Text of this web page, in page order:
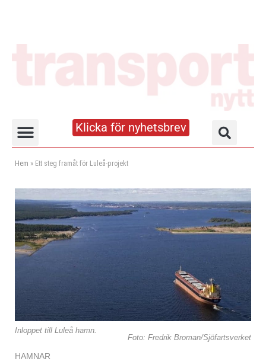
Klicka för nyhetsbrev
Hem » Ett steg framåt för Luleå-projekt
Inloppet till Luleå hamn.
Foto: Fredrik Broman/Sjöfartsverket
HAMNAR